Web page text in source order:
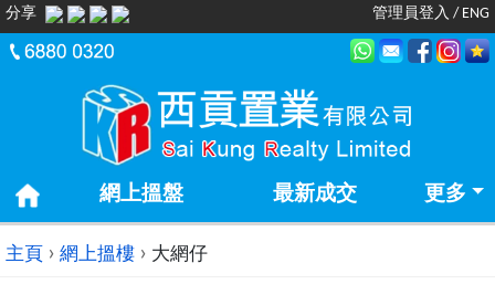
分享 管理員登入 / ENG
網上搵盤 最新成交 更多
主頁 › 網上搵樓 › 大網仔